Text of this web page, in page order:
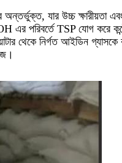
যার উচ্চ ক্ষারীয়তা
এর পরিবর্তে TSP যোগ করে
থেকে নির্গত আইডিন গ্যাসকে